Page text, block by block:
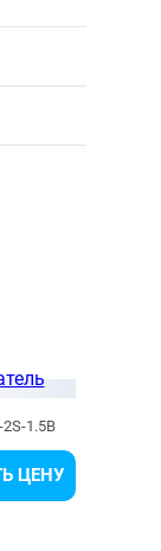
1.5B
ЦЕНУ